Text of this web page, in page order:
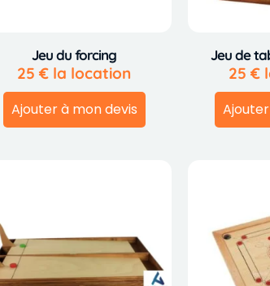
Jeu du forcing
25 € la location
Ajouter à mon devis
Jeu de
25 €